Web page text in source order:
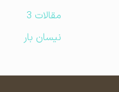
مقالات 3
نیسان بار